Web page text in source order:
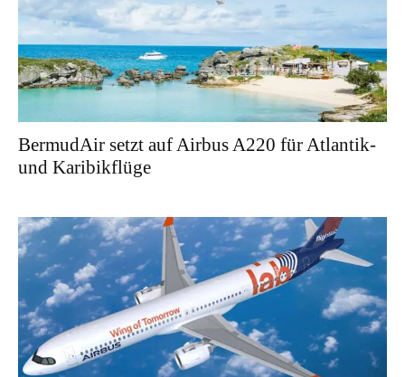
BermudAir setzt auf Airbus A220 für Atlantik-
und Karibikflüge